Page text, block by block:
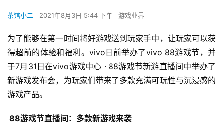
茶馆小二 2021年8月3日 5:44 下午 游戏业界
为了能够在第一时间将好游戏送到玩家手中，让玩家可以获
得超前的体验和福利。vivo日前举办了vivo 88游戏节，并
于7月31日在vivo游戏中心 · 88游戏节新游直播间中举办了
新游戏发布会，为玩家们带来了多款充满可玩性与沉浸感的
游戏产品。
88游戏节直播间：多款新游戏来袭